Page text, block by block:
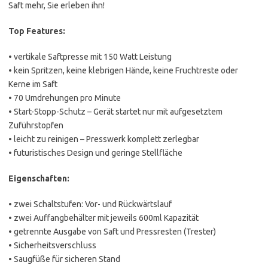
Saft mehr, Sie erleben ihn!
Top Features:
• vertikale Saftpresse mit 150 Watt Leistung
• kein Spritzen, keine klebrigen Hände, keine Fruchtreste oder
Kerne im Saft
• 70 Umdrehungen pro Minute
• Start-Stopp-Schutz – Gerät startet nur mit aufgesetztem
Zuführstopfen
• leicht zu reinigen – Presswerk komplett zerlegbar
• futuristisches Design und geringe Stellfläche
Eigenschaften:
• zwei Schaltstufen: Vor- und Rückwärtslauf
• zwei Auffangbehälter mit jeweils 600ml Kapazität
• getrennte Ausgabe von Saft und Pressresten (Trester)
• Sicherheitsverschluss
• Saugfüße für sicheren Stand